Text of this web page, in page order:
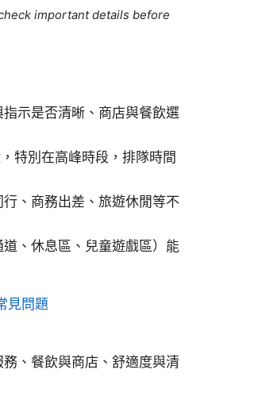
important details before
示是否清晰、商店與餐飲選
特別在高峰時段，排隊時間
、商務出差、旅遊休閒等不
、休息區、兒童遊戲區）能
見問題
、餐飲與商店、舒適度與清